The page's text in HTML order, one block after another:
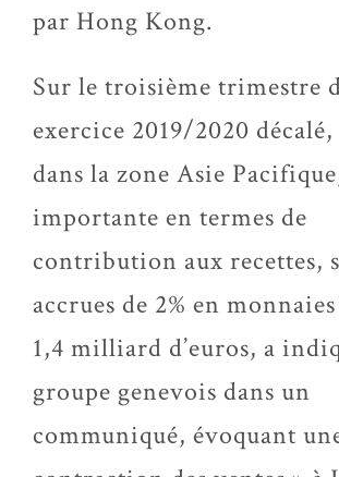
par Hong Kong.
Sur le troisième trimestre
exercice 2019/2020 décalé,
dans la zone Asie
importante en termes de
contribution aux recettes,
accrues de 2% en
1,4 milliard d’euros, a
groupe genevois dans un
communiqué, évoquant